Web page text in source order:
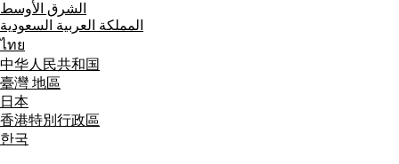
الشرق الأوسط
المملكة العربية السعودية
ไทย
中华人民共和国
臺灣 地區
日本
香港特別行政區
한국